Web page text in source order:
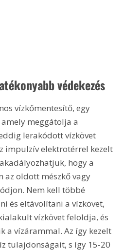
védekezés
vízkőmentesítő, egy
meggátolja a
lerakódott vízkövet
impulzív elektrotérrel kezelt
hogy a
az oldott mészkő vagy
Nem kell többé
és eltávolítani a vízkövet,
vízkövet feloldja, és
a vízárammal. Az így kezelt
tulajdonságait, s így 15-20